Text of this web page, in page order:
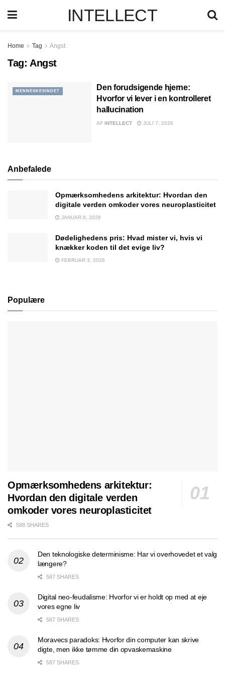
INTELLECT
Home Tag Angst
Tag: Angst
MENNESKESINDET
Den forudsigende hjerne:
Hvorfor vi lever i en kontrolleret
hallucination
AF INTELLECT JULI 7, 2026
Anbefalede
Opmærksomhedens arkitektur: Hvordan den
digitale verden omkoder vores neuroplasticitet
JANUAR 6, 2026
Dødelighedens pris: Hvad mister vi, hvis vi
knækker koden til det evige liv?
FEBRUAR 3, 2026
Populære
Opmærksomhedens arkitektur:
Hvordan den digitale verden
omkoder vores neuroplasticitet
588 SHARES
Den teknologiske determinisme: Har vi overhovedet et valg
længere?
587 SHARES
Digital neo-feudalisme: Hvorfor vi er holdt op med at eje
vores egne liv
587 SHARES
Moravecs paradoks: Hvorfor din computer kan skrive
digte, men ikke tømme din opvaskemaskine
587 SHARES